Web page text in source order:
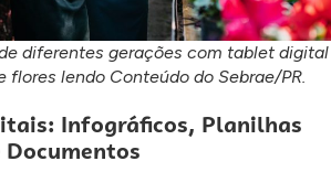
diferentes gerações com tablet digital
flores lendo Conteúdo do Sebrae/PR.
Infográficos, Planilhas
Documentos